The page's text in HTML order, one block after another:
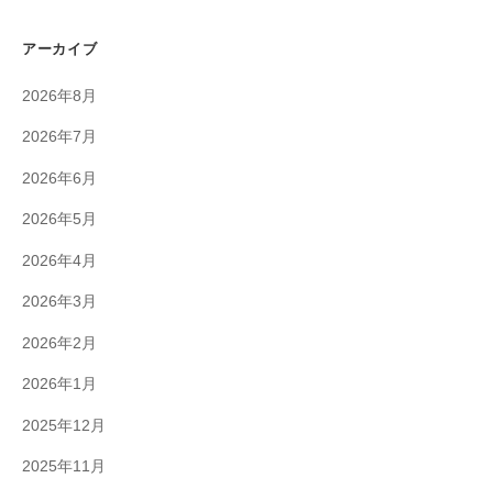
アーカイブ
2026年8月
2026年7月
2026年6月
2026年5月
2026年4月
2026年3月
2026年2月
2026年1月
2025年12月
2025年11月